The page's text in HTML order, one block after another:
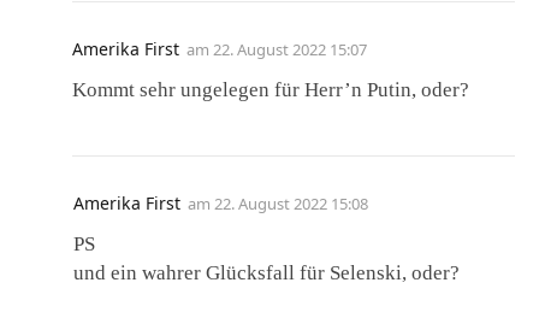
Amerika First am 22. August 2022 15:07
Kommt sehr ungelegen für Herr’n Putin, oder?
Amerika First am 22. August 2022 15:08
PS
und ein wahrer Glücksfall für Selenski, oder?